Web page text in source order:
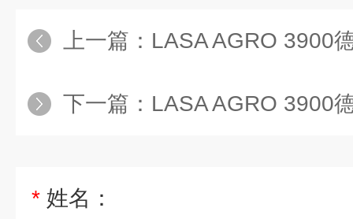
上一篇： LASA AGRO 3900德国进口土
下一篇： LASA AGRO 3900德国台式土壤
* 姓名：